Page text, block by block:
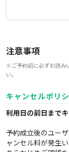
注意事項
※ご予約前に必ずお読み
い。
キャンセルポリ
利用日の前日まで
予約成立後のユー
ャンセル料が発生い